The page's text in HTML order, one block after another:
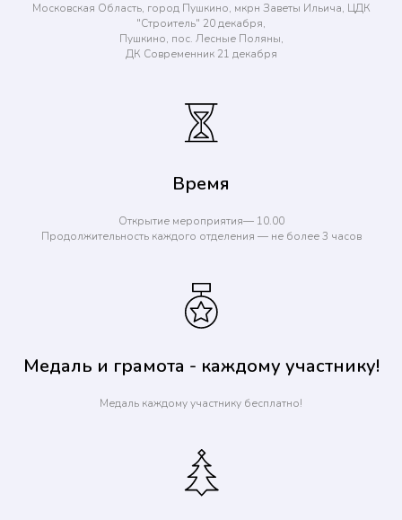
Московская Область, город Пушкино, мкрн Заветы Ильича, ЦДК
"Строитель" 20 декабря,
Пушкино, пос. Лесные Поляны,
ДК Современник 21 декабря
Время
Открытие мероприятия— 10.00
Продолжительность каждого отделения — не более 3 часов
Медаль и грамота - каждому участнику!
Медаль каждому участнику бесплатно!